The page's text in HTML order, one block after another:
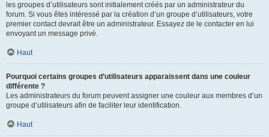
les groupes d’utilisateurs sont initialement créés par un administrateur du
forum. Si vous êtes intéressé par la création d’un groupe d’utilisateurs, votre
premier contact devrait être un administrateur. Essayez de le contacter en lui
envoyant un message privé.
Haut
Pourquoi certains groupes d’utilisateurs apparaissent dans une couleur
différente ?
Les administrateurs du forum peuvent assigner une couleur aux membres d’un
groupe d’utilisateurs afin de faciliter leur identification.
Haut